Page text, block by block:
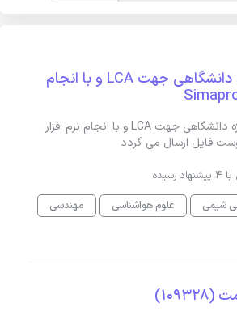
یک پروژه دانشگاهی جهت LCA و با انجام
با سلام یک پروژه دانشگاهی جهت LCA و با انجام نرم افزار
شیمی
علوم هواشناسی مهندسی